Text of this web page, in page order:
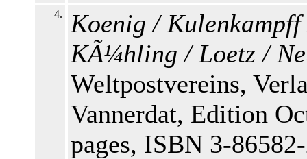
4.
Koenig /
KÃ¼hling / Loetz /
Weltpostvereins,
Vannerdat, Edition
pages, ISBN 3-